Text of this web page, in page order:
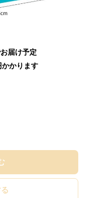
届け予定
かかります